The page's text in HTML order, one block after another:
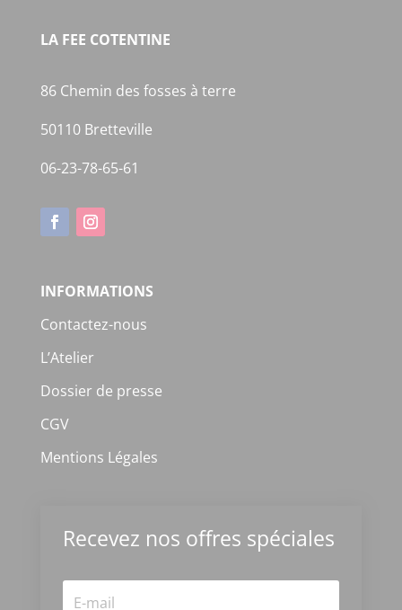
LA FEE COTENTINE
86 Chemin des fosses à terre
50110 Bretteville
06-23-78-65-61
INFORMATIONS
Contactez-nous
L’Atelier
Dossier de presse
CGV
Mentions Légales
Recevez nos offres spéciales